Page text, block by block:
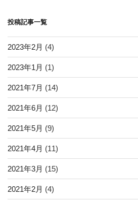
投稿記事一覧
2023年2月 (4)
2023年1月 (1)
2021年7月 (14)
2021年6月 (12)
2021年5月 (9)
2021年4月 (11)
2021年3月 (15)
2021年2月 (4)